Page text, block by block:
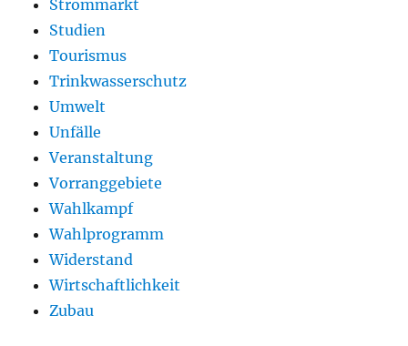
Strommarkt
Studien
Tourismus
Trinkwasserschutz
Umwelt
Unfälle
Veranstaltung
Vorranggebiete
Wahlkampf
Wahlprogramm
Widerstand
Wirtschaftlichkeit
Zubau